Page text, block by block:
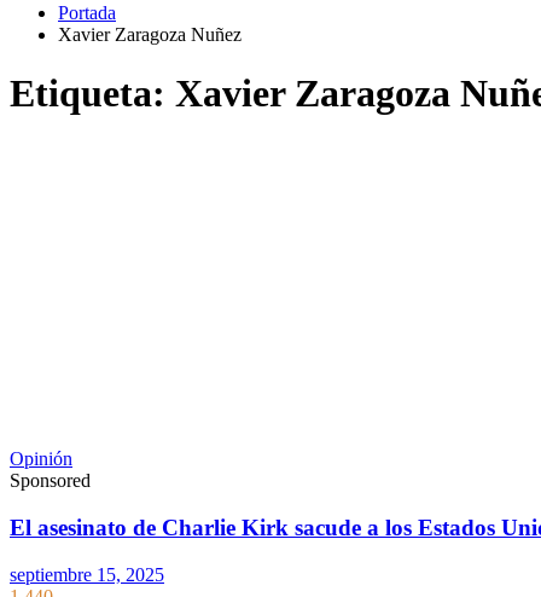
Portada
Xavier Zaragoza Nuñez
Etiqueta: Xavier Zaragoza
Opinión
Sponsored
El asesinato de Charlie Kirk sacude a los Estados
septiembre 15, 2025